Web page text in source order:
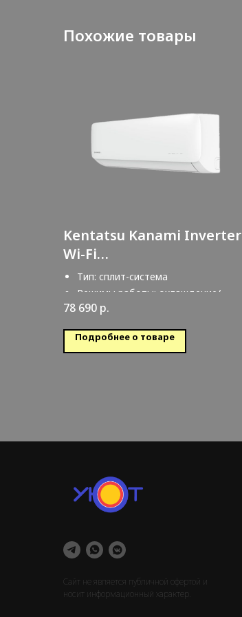
Похожие товары
Kentatsu Kanami Inverter
Wi-Fi
KSGA53HZRN1W/KSRA53HZ
RN1
Тип: сплит-система
Режимы работы: охлаждение/
обогрев
Обслуживаемая площадь: 50 кв.м.
78 690 р.
Подробнее о товаре
Сайт не является публичной офертой и
носит информационный характер.